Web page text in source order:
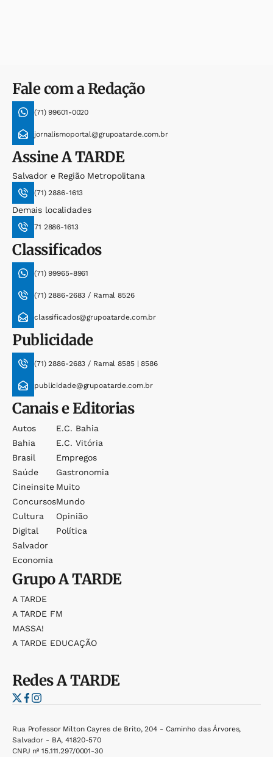
Fale com a Redação
(71) 99601-0020
jornalismoportal@grupoatarde.com.br
AssineA TARDE
Salvador e Região Metropolitana
(71) 2886-1613
Demais localidades
71 2886-1613
Classificados
(71) 99965-8961
(71) 2886-2683 / Ramal 8526
classificados@grupoatarde.com.br
Publicidade
(71) 2886-2683 / Ramal 8585 | 8586
publicidade@grupoatarde.com.br
Canais e Editorias
Autos
Bahia
Brasil
Saúde
Cineinsite
Concursos
Cultura
Digital
Salvador
Economia
E.c. Bahia
E.c. Vitória
Empregos
Gastronomia
Muito
Mundo
Opinião
Política
GrupoA TARDE
A TARDE
A TARDE FM
MASSA!
A TARDE EDUCAÇÃO
RedesA TARDE
Rua Professor Milton Cayres de Brito, 204 - Caminho das Árvores,
Salvador - BA, 41820-570
CNPJ nº 15.111.297/0001-30